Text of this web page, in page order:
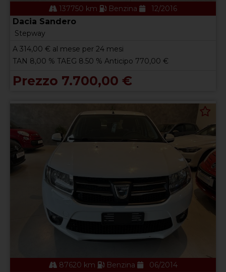
137750 km Benzina 12/2016
Dacia Sandero
Stepway
A 314,00 € al mese per 24 mesi
TAN 8,00 % TAEG 8.50 % Anticipo 770,00 €
Prezzo 7.700,00 €
87620 km Benzina 06/2014